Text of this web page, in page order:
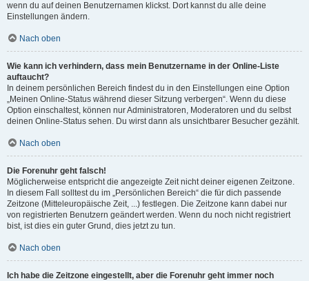
wenn du auf deinen Benutzernamen klickst. Dort kannst du alle deine
Einstellungen ändern.
Nach oben
Wie kann ich verhindern, dass mein Benutzername in der Online-Liste
auftaucht?
In deinem persönlichen Bereich findest du in den Einstellungen eine Option
„Meinen Online-Status während dieser Sitzung verbergen“. Wenn du diese
Option einschaltest, können nur Administratoren, Moderatoren und du selbst
deinen Online-Status sehen. Du wirst dann als unsichtbarer Besucher gezählt.
Nach oben
Die Forenuhr geht falsch!
Möglicherweise entspricht die angezeigte Zeit nicht deiner eigenen Zeitzone.
In diesem Fall solltest du im „Persönlichen Bereich“ die für dich passende
Zeitzone (Mitteleuropäische Zeit, ...) festlegen. Die Zeitzone kann dabei nur
von registrierten Benutzern geändert werden. Wenn du noch nicht registriert
bist, ist dies ein guter Grund, dies jetzt zu tun.
Nach oben
Ich habe die Zeitzone eingestellt, aber die Forenuhr geht immer noch